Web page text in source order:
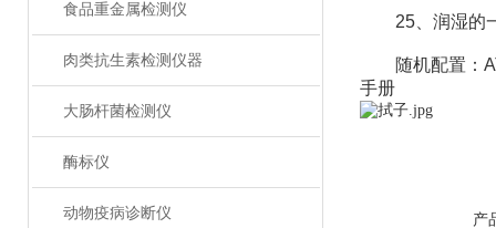
食品重金属检测仪
肉类抗生素检测仪器
大肠杆菌检测仪
酶标仪
动物疫病诊断仪
25、润湿的
随机配置：
手册
产